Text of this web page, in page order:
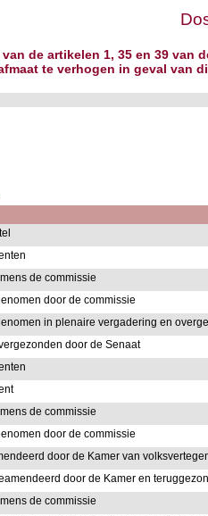
de artikelen 1, 35 en 39 van
te verhogen in geval van
de commissie
door de commissie
in plenaire vergadering en
door de Senaat
de commissie
door de commissie
door de Kamer van
door de Kamer en
de commissie